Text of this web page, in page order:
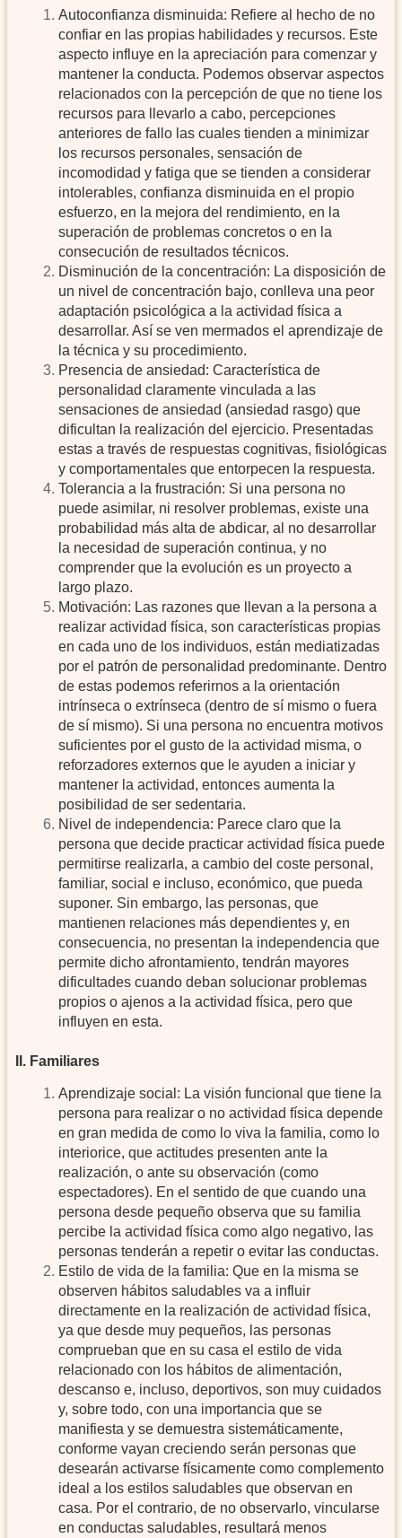
Autoconfianza disminuida: Refiere al hecho de no
confiar en las propias habilidades y recursos. Este
aspecto influye en la apreciación para comenzar y
mantener la conducta. Podemos observar aspectos
relacionados con la percepción de que no tiene los
recursos para llevarlo a cabo, percepciones
anteriores de fallo las cuales tienden a minimizar
los recursos personales, sensación de
incomodidad y fatiga que se tienden a considerar
intolerables, confianza disminuida en el propio
esfuerzo, en la mejora del rendimiento, en la
superación de problemas concretos o en la
consecución de resultados técnicos.
Disminución de la concentración: La disposición de
un nivel de concentración bajo, conlleva una peor
adaptación psicológica a la actividad física a
desarrollar. Así se ven mermados el aprendizaje de
la técnica y su procedimiento.
Presencia de ansiedad: Característica de
personalidad claramente vinculada a las
sensaciones de ansiedad (ansiedad rasgo) que
dificultan la realización del ejercicio. Presentadas
estas a través de respuestas cognitivas, fisiológicas
y comportamentales que entorpecen la respuesta.
Tolerancia a la frustración: Si una persona no
puede asimilar, ni resolver problemas, existe una
probabilidad más alta de abdicar, al no desarrollar
la necesidad de superación continua, y no
comprender que la evolución es un proyecto a
largo plazo.
Motivación: Las razones que llevan a la persona a
realizar actividad física, son características propias
en cada uno de los individuos, están mediatizadas
por el patrón de personalidad predominante. Dentro
de estas podemos referirnos a la orientación
intrínseca o extrínseca (dentro de sí mismo o fuera
de sí mismo). Si una persona no encuentra motivos
suficientes por el gusto de la actividad misma, o
reforzadores externos que le ayuden a iniciar y
mantener la actividad, entonces aumenta la
posibilidad de ser sedentaria.
Nivel de independencia: Parece claro que la
persona que decide practicar actividad física puede
permitirse realizarla, a cambio del coste personal,
familiar, social e incluso, económico, que pueda
suponer. Sin embargo, las personas, que
mantienen relaciones más dependientes y, en
consecuencia, no presentan la independencia que
permite dicho afrontamiento, tendrán mayores
dificultades cuando deban solucionar problemas
propios o ajenos a la actividad física, pero que
influyen en esta.
II. Familiares
Aprendizaje social: La visión funcional que tiene la
persona para realizar o no actividad física depende
en gran medida de como lo viva la familia, como lo
interiorice, que actitudes presenten ante la
realización, o ante su observación (como
espectadores). En el sentido de que cuando una
persona desde pequeño observa que su familia
percibe la actividad física como algo negativo, las
personas tenderán a repetir o evitar las conductas.
Estilo de vida de la familia: Que en la misma se
observen hábitos saludables va a influir
directamente en la realización de actividad física,
ya que desde muy pequeños, las personas
comprueban que en su casa el estilo de vida
relacionado con los hábitos de alimentación,
descanso e, incluso, deportivos, son muy cuidados
y, sobre todo, con una importancia que se
manifiesta y se demuestra sistemáticamente,
conforme vayan creciendo serán personas que
desearán activarse físicamente como complemento
ideal a los estilos saludables que observan en
casa. Por el contrario, de no observarlo, vincularse
en conductas saludables, resultará menos